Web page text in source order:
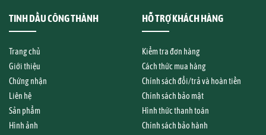
TINH DẦU CÔNG THÀNH
Trang chủ
Giới thiệu
Chứng nhận
Liên hệ
Sản phẩm
Hình ảnh
HỖ TRỢ KHÁCH HÀNG
Kiểm tra đơn hàng
Cách thức mua hàng
Chính sách đổi/trả và hoàn tiền
Chính sách bảo mật
Hình thức thanh toán
Chính sách bảo hành